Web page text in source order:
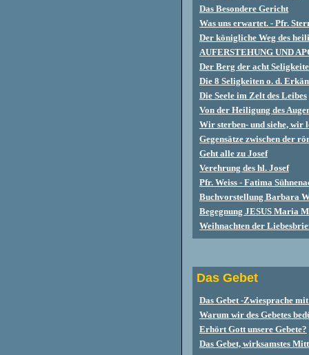
Das Besondere Gericht
Was uns erwartet. - Pfr.
Der königliche Weg des
AUFERSTEHUNG UND
Der Berg der acht
Die 8 Seligkeiten o. d.
Die Seele im Zelt des Leibes
Von der Heiligung des
Wir sterben- und siehe, wir
Gegensätze zwischen der
Geht alle zu Josef
Verehrung des hl. Josef
Pfr. Weiss - Fatima
Buchvorstellung Barbara
Begegnung JESUS Maria
Weihnachten der
Das Gebet
Das Gebet -Zwiesprache
Warum wir des Gebetes
Erhört Gott unsere Gebete?
Das Gebet, wirksamstes